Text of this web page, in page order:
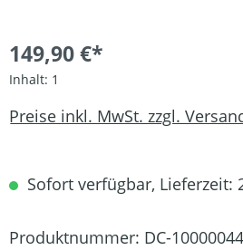
149,90 €*
Inhalt: 1
Preise inkl. MwSt. zzgl.
Sofort verfügbar, Lieferzeit:
Produktnummer: DC-